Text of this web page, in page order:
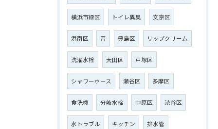
横浜市緑区 トイレ異臭 文京区
港南区 音 豊島区 リップクリーム
洗濯水栓 大田区 戸塚区
シャワーホース 瀬谷区 多摩区
食洗機 分岐水栓 中原区 渋谷区
水トラブル キッチン 排水管